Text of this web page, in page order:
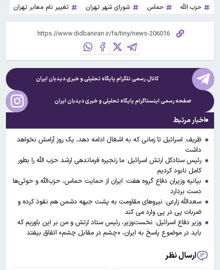
حزب الله حماس شورای شهر تهران تغییر نام معابر تهران
کانال رسمی تلگرام پایگاه تحلیلی و خبریدیدبان ایران
صفحه رسمی اینستاگرام پایگاه تحلیلی و خبریدیدبان ایران
اخبار مرتبط
ظریف: اسرائیل تا زمانی که به اشغال ادامه دهد، یک روز آرامش نخواهد
داشت
رئیس ستادکل ارتش اسرائیل: ما زنجیره فرماندهی ارشد حزب الله را بطور
کامل نابود کردیم
بیانیه وزیران دفاع گروه هفت: ایران از حمایت حماس، حزب‌الله و حوثی‌ها
دست بردارد
سعدالله زارعی: نیروهای مقاومت به پشت جبهه دشمن هم نفوذ کرده و
ضربات پی در پی وارد می کند
وزیر دفاع اسرائیل: نخست‌وزیر، رئیس ستاد ارتش و من بر این باوریم که
باید در موضوع پاسخ به ایران، «چشم در مقابل چشم» اتفاق بیفتد
ارسال نظر